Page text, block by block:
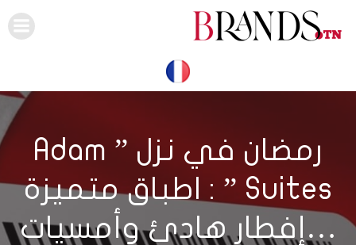
رمضان في نزل ” Adam
Suites ” : اطباق متميزة
…إفطار هادئ وأمسيات